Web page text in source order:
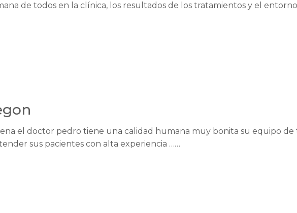
de todos en la clínica, los resultados de los tratamientos y el
el doctor pedro tiene una calidad humana muy bonita su equipo de
sus pacientes con alta experiencia ……